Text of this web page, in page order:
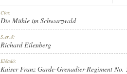
Cím:
Die Mühle im Schwarzwald
Szerző:
Richard Eilenberg
Előadó:
Kaiser Franz Garde-Grenadier-Regiment No.